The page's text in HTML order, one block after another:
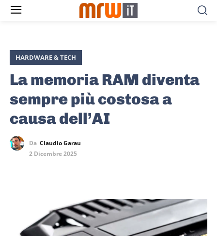
HARDWARE & TECH
La memoria RAM diventa
sempre più costosa a
causa dell’AI
Da Claudio Garau
2 Dicembre 2025